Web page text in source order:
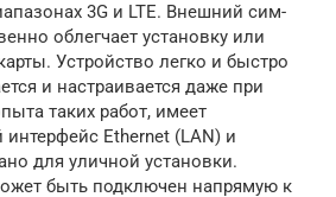
3G и LTE. Внешний сим-
облегчает установку или
Устройство легко и быстро
и настраивается даже при
таких работ, имеет
интерфейс Ethernet (LAN) и
для уличной установки.
быть подключен напрямую к